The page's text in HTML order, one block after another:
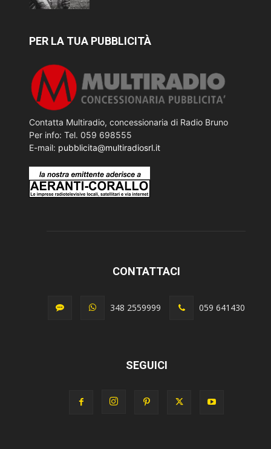
PER LA TUA PUBBLICITÀ
Contatta Multiradio, concessionaria di Radio Bruno
Per info: Tel. 059 698555
E-mail: pubblicita@multiradiosrl.it
CONTATTACI
348 2559999 059 641430
SEGUICI